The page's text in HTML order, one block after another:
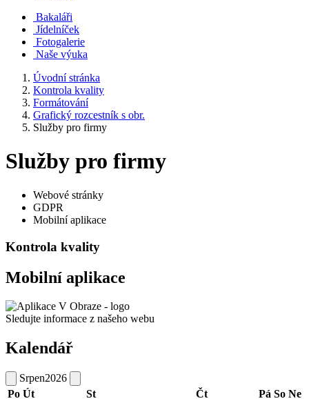
Bakaláři
Jídelníček
Fotogalerie
Naše výuka
Úvodní stránka
Kontrola kvality
Formátování
Grafický rozcestník s obr.
Služby pro firmy
Služby pro firmy
Webové stránky
GDPR
Mobilní aplikace
Kontrola kvality
Mobilní aplikace
Sledujte informace z našeho webu
Kalendář
Srpen2026
Po Út St Čt Pá So Ne